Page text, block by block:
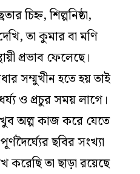
চিহ্ন, শিল্পনিষ্ঠা,
তা কুমার বা মণি
প্রভাব ফেলেছে।
সম্মুখীন হতে হয় তাই
ও প্রচুর সময় লাগে।
অল্প কাজ করে যেতে
ছবির সংখ্যা
করেছি তা ছাড়া রয়েছে